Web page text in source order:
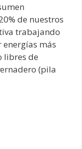
de nuestros
trabajando
más
libres de
(pila